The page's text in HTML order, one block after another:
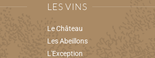
LES VINS
Le Château
Les Abeillons
L'Exception